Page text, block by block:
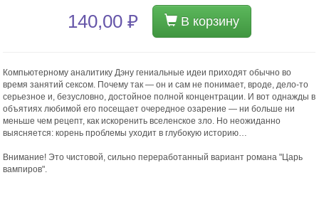
140,00 ₽ В корзину
Компьютерному аналитику Дэну гениальные идеи приходят обычно во
время занятий сексом. Почему так — он и сам не понимает, вроде, дело-то
серьезное и, безусловно, достойное полной концентрации. И вот однажды в
объятиях любимой его посещает очередное озарение — ни больше ни
меньше чем рецепт, как искоренить вселенское зло. Но неожиданно
выясняется: корень проблемы уходит в глубокую историю…
Внимание! Это чистовой, сильно переработанный вариант романа "Царь
вампиров".